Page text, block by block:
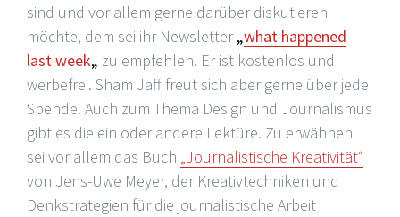
sind und vor allem gerne darüber diskutieren
möchte, dem sei ihr Newsletter„what happened
last week„ zu empfehlen. Er ist kostenlos und
werbefrei. Sham Jaff freut sich aber gerne über jede
Spende. Auch zum Thema Design und Journalismus
gibt es die ein oder andere Lektüre. Zu erwähnen
sei vor allem das Buch „Journalistische Kreativität“
von Jens-Uwe Meyer, der Kreativtechniken und
Denkstrategien für die journalistische Arbeit